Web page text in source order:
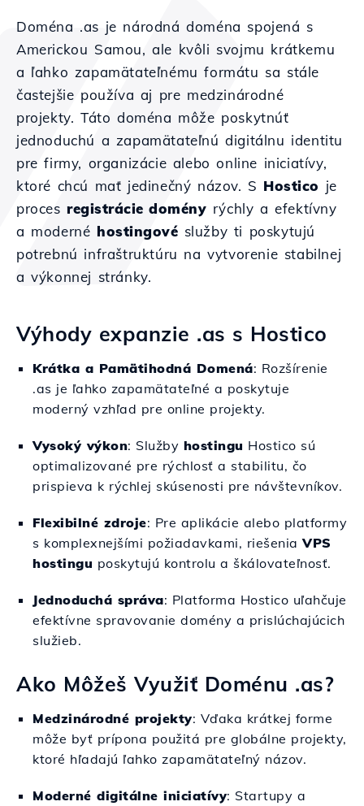
Doména .as je národná doména spojená s
Americkou Samou, ale kvôli svojmu krátkemu
a ľahko zapamätateľnému formátu sa stále
častejšie používa aj pre medzinárodné
projekty. Táto doména môže poskytnúť
jednoduchú a zapamätateľnú digitálnu identitu
pre firmy, organizácie alebo online iniciatívy,
ktoré chcú mať jedinečný názov. S Hostico je
procesregistrácie domény rýchly a efektívny
a moderné hostingové služby ti poskytujú
potrebnú infraštruktúru na vytvorenie stabilnej
a výkonnej stránky.
Výhody expanzie .as s Hostico
Krátka a Pamätihodná Domená: Rozšírenie
.as je ľahko zapamätateľné a poskytuje
moderný vzhľad pre online projekty.
Vysoký výkon: Služby hostingu Hostico sú
optimalizované pre rýchlosť a stabilitu, čo
prispieva k rýchlej skúsenosti pre návštevníkov.
Flexibilné zdroje: Pre aplikácie alebo platformy
s komplexnejšími požiadavkami, riešeniaVPS
hostingu poskytujú kontrolu a škálovateľnosť.
Jednoduchá správa: Platforma Hostico uľahčuje
efektívne spravovanie domény a prislúchajúcich
služieb.
Ako Môžeš Využiť Doménu .as?
Medzinárodné projekty: Vďaka krátkej forme
môže byť prípona použitá pre globálne projekty,
ktoré hľadajú ľahko zapamätateľný názov.
Moderné digitálne iniciatívy: Startupy a